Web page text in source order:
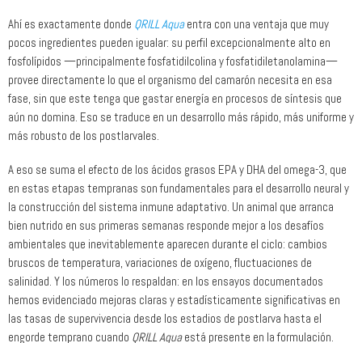
Ahí es exactamente donde QRILL Aqua entra con una ventaja que muy
pocos ingredientes pueden igualar: su perfil excepcionalmente alto en
fosfolípidos —principalmente fosfatidilcolina y fosfatidiletanolamina—
provee directamente lo que el organismo del camarón necesita en esa
fase, sin que este tenga que gastar energía en procesos de síntesis que
aún no domina. Eso se traduce en un desarrollo más rápido, más uniforme y
más robusto de los postlarvales.
A eso se suma el efecto de los ácidos grasos EPA y DHA del omega-3, que
en estas etapas tempranas son fundamentales para el desarrollo neural y
la construcción del sistema inmune adaptativo. Un animal que arranca
bien nutrido en sus primeras semanas responde mejor a los desafíos
ambientales que inevitablemente aparecen durante el ciclo: cambios
bruscos de temperatura, variaciones de oxígeno, fluctuaciones de
salinidad. Y los números lo respaldan: en los ensayos documentados
hemos evidenciado mejoras claras y estadísticamente significativas en
las tasas de supervivencia desde los estadios de postlarva hasta el
engorde temprano cuando QRILL Aquaestá presente en la formulación.